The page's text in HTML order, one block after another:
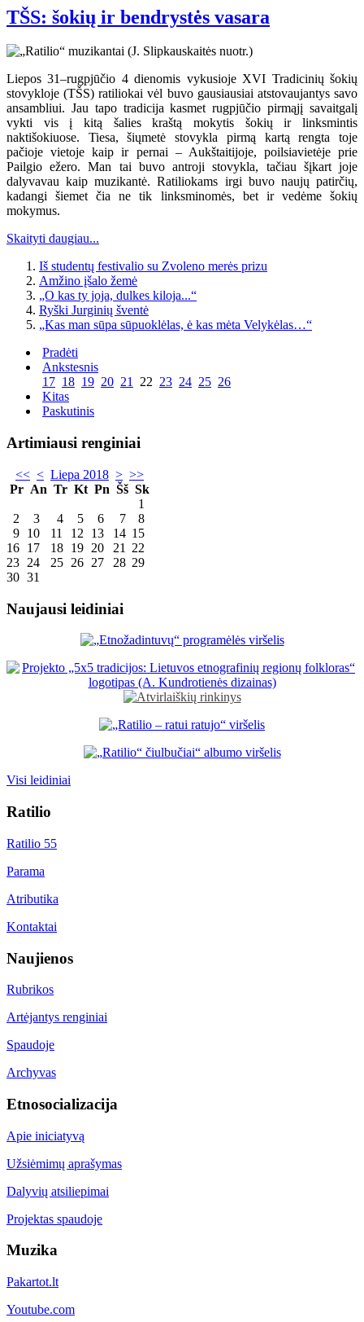
TŠS: šokių ir bendrystės vasara
Liepos 31–rugpjūčio 4 dienomis vykusioje XVI Tradicinių šokių
stovykloje (TŠS) ratiliokai vėl buvo gausiausiai atstovaujantys savo
ansambliui. Jau tapo tradicija kasmet rugpjūčio pirmąjį savaitgalį
vykti vis į kitą šalies kraštą mokytis šokių ir linksmintis
naktišokiuose. Tiesa, šiųmetė stovykla pirmą kartą rengta toje
pačioje vietoje kaip ir pernai – Aukštaitijoje, poilsiavietėje prie
Pailgio ežero. Man tai buvo antroji stovykla, tačiau šįkart joje
dalyvavau kaip muzikantė. Ratiliokams irgi buvo naujų patirčių,
kadangi šiemet čia ne tik linksminomės, bet ir vedėme šokių
mokymus.
Skaityti daugiau...
Iš studentų festivalio su Zvoleno merės prizu
Amžino įšalo žemė
„O kas ty joja, dulkes kiloja...“
Ryški Jurginių šventė
„Kas man sūpa sūpuoklėlas, ė kas mėta Velykėlas…“
Pradėti
Ankstesnis
17 18 19 20 21 22 23 24 25 26
Kitas
Paskutinis
Artimiausi renginiai
<< < Liepa 2018 > >>
Pr An Tr Kt Pn Šš Sk
1
2
3 4 5 6 7
8
9 10 11 12 13 14 15
16 17 18 19 20 21
22
23 24 25 26 27 28 29
30 31
Naujausi leidiniai
Visi leidiniai
Ratilio
Ratilio 55
Parama
Atributika
Kontaktai
Naujienos
Rubrikos
Artėjantys renginiai
Spaudoje
Archyvas
Etnosocializacija
Apie iniciatyvą
Užsiėmimų aprašymas
Dalyvių atsiliepimai
Projektas spaudoje
Muzika
Pakartot.lt
Youtube.com